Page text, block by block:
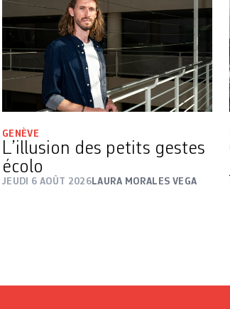
GENÈVE
L’illusion des petits gestes
écolo
JEUDI 6 AOÛT 2026LAURA MORALES VEGA